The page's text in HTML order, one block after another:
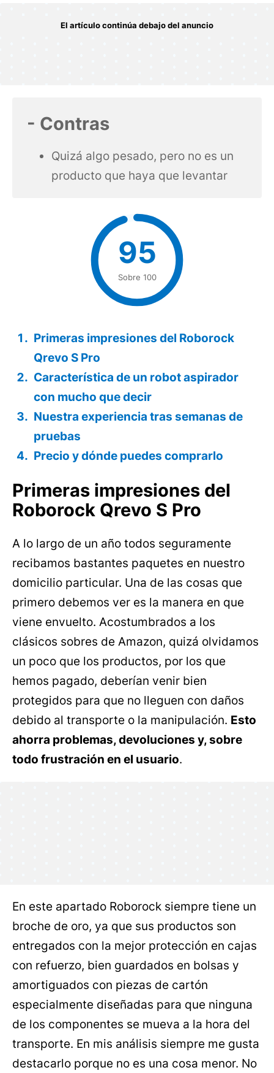
- Contras
Quizá algo pesado, pero no es un
producto que haya que levantar
95
Sobre 100
Primeras impresiones del Roborock
Qrevo S Pro
Característica de un robot aspirador
con mucho que decir
Nuestra experiencia tras semanas de
pruebas
Precio y dónde puedes comprarlo
Primeras impresiones del
Roborock Qrevo S Pro
A lo largo de un año todos seguramente
recibamos bastantes paquetes en nuestro
domicilio particular. Una de las cosas que
primero debemos ver es la manera en que
viene envuelto. Acostumbrados a los
clásicos sobres de Amazon, quizá olvidamos
un poco que los productos, por los que
hemos pagado, deberían venir bien
protegidos para que no lleguen con daños
debido al transporte o la manipulación. Esto
ahorra problemas, devoluciones y, sobre
todo frustración en el usuario.
En este apartado Roborock siempre tiene un
broche de oro, ya que sus productos son
entregados con la mejor protección en cajas
con refuerzo, bien guardados en bolsas y
amortiguados con piezas de cartón
especialmente diseñadas para que ninguna
de los componentes se mueva a la hora del
transporte. En mis análisis siempre me gusta
destacarlo porque no es una cosa menor. No